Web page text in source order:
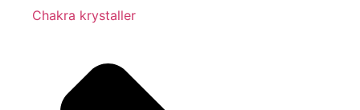
Chakra krystaller